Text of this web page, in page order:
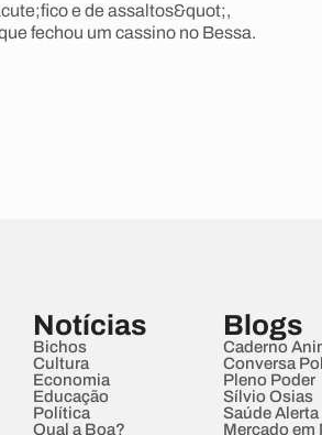
e de assaltos&quot;,
fechou um cassino no Bessa.
Notícias
Bichos
Cultura
Economia
Educação
Política
Qual a Boa?
Blogs
Caderno
Conversa
Pleno Poder
Sílvio Osias
Saúde Alerta
Mercado